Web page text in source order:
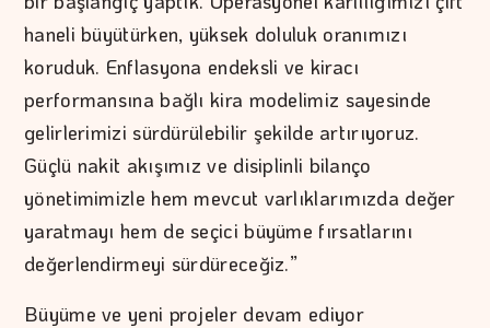
haneli büyütürken, yüksek doluluk oranımızı
koruduk. Enflasyona endeksli ve kiracı
performansına bağlı kira modelimiz sayesinde
gelirlerimizi sürdürülebilir şekilde artırıyoruz.
Güçlü nakit akışımız ve disiplinli bilanço
yönetimimizle hem mevcut varlıklarımızda değer
yaratmayı hem de seçici büyüme fırsatlarını
değerlendirmeyi sürdüreceğiz.”
Büyüme ve yeni projeler devam ediyor